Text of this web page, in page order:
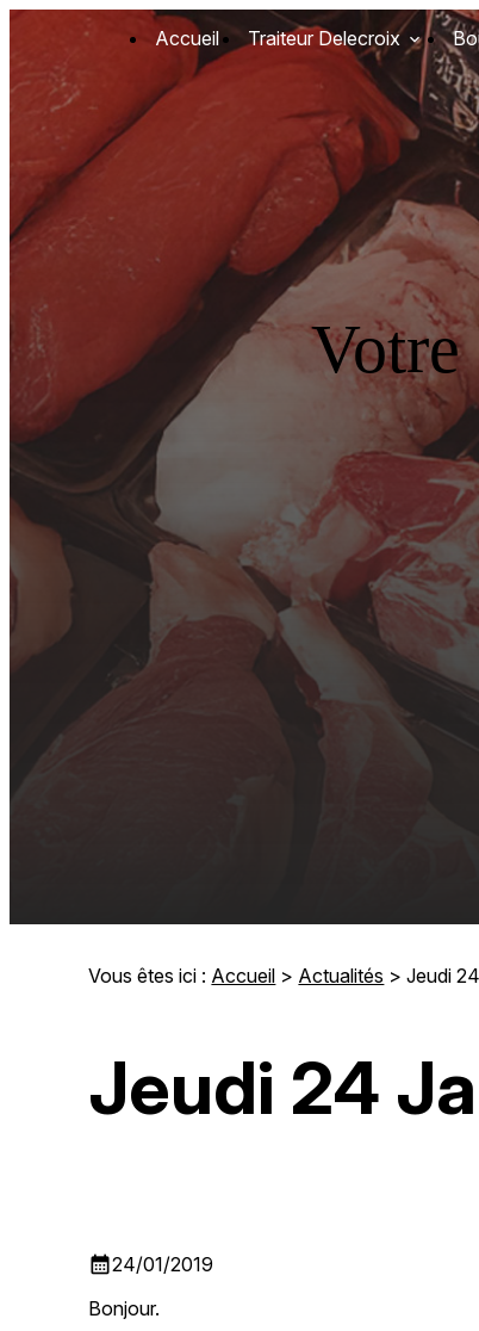
Accueil Traiteur Delecroix
Votre
Vous êtes ici : Accueil > Actualités > Jeudi
Jeudi 24
calendar_month24/01/2019
Bonjour.
Panneau de gestion des cookies